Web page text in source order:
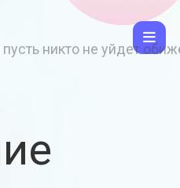
никто не уйдет